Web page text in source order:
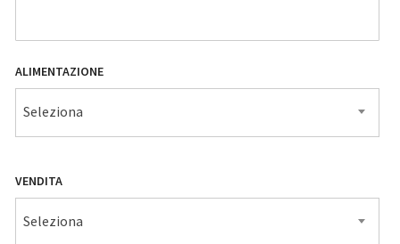
ALIMENTAZIONE
Seleziona
VENDITA
Seleziona